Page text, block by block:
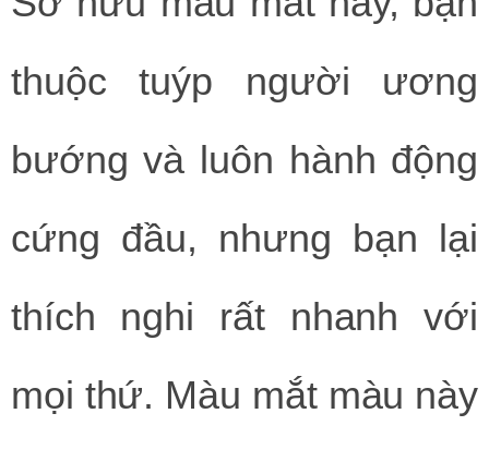
thuộc tuýp người ương
bướng và luôn hành động
cứng đầu, nhưng bạn lại
thích nghi rất nhanh với
mọi thứ. Màu mắt màu này